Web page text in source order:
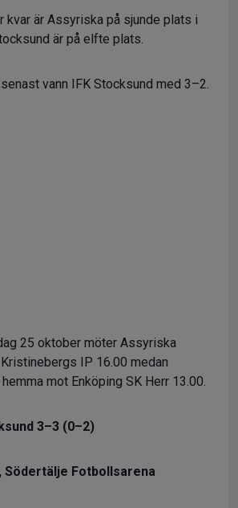
kvar är Assyriska på sjunde plats i
är på elfte plats.
vann IFK Stocksund med 3–2.
25 oktober möter Assyriska
IP 16.00 medan
mot Enköping SK Herr 13.00.
3–3 (0–2)
Södertälje Fotbollsarena